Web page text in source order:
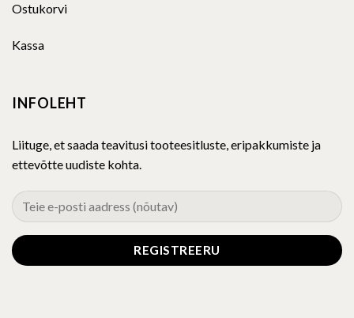
Ostukorvi
Kassa
INFOLEHT
Liituge, et saada teavitusi tooteesitluste, eripakkumiste ja
ettevõtte uudiste kohta.